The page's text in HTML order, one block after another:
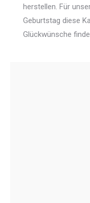
herstellen. Für
Geburtstag diese
Glückwünsche